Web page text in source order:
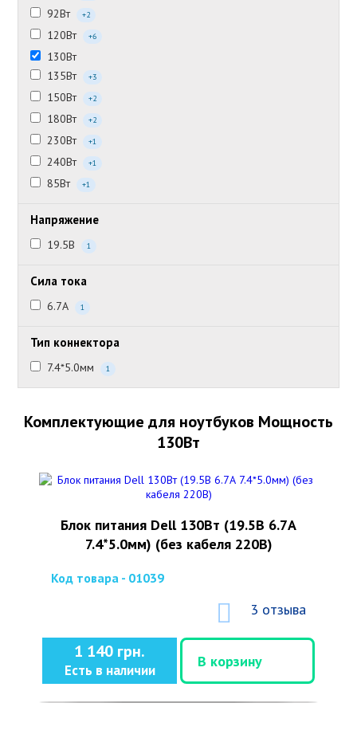
92Вт +2
120Вт +6
130Вт
135Вт
+3
150Вт +2
180Вт +2
230Вт +1
240Вт +1
85Вт +1
Напряжение
19.5В 1
Сила тока
6.7А 1
Тип коннектора
7.4*5.0мм 1
Комплектующие для ноутбуков Мощность
130Вт
Блок питания Dell 130Вт (19.5В 6.7А
7.4*5.0мм) (без кабеля 220В)
Код товара - 01039
3 отзыва
1 140 грн.
Есть в наличии
В корзину